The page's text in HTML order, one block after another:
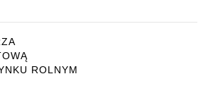
ROLNYM